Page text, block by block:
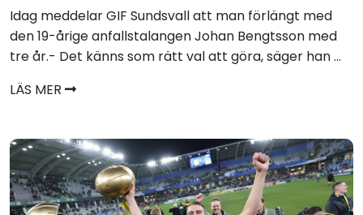
Idag meddelar GIF Sundsvall att man förlängt med
den 19-årige anfallstalangen Johan Bengtsson med
tre år.- Det känns som rätt val att göra, säger han ...
LÄS MER